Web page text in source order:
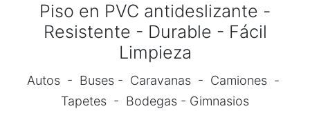
Piso en PVC antideslizante -
Resistente - Durable - Fácil
Limpieza
Autos - Buses - Caravanas - Camiones -
Tapetes - Bodegas - Gimnasios